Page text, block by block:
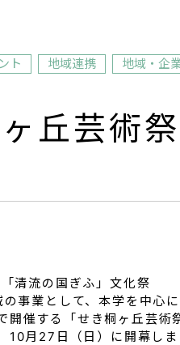
ト 地域連携 地域・企
ヶ丘芸術
清流の国ぎふ」文化祭
事業として、本学を中心に
開催する「せき桐ヶ丘芸術
10月27日（日）に開幕しま